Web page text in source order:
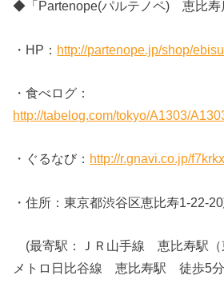
◆「Partenope(パルテノペ) 恵比寿
・HP： http://partenope.jp/shop/
・食べログ：
http://tabelog.com/tokyo/A1303/
・ぐるなび： http://r.gnavi.co.jp/
・住所：東京都渋谷区恵比寿1-22-
(最寄駅：ＪＲ山手線 恵比寿駅（
メトロ日比谷線 恵比寿駅 徒歩5